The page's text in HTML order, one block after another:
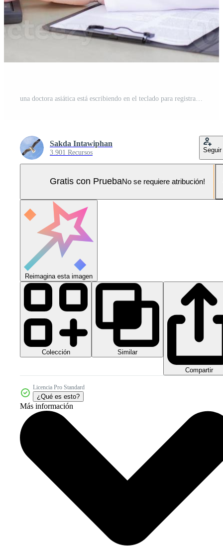
Sakda Intawiphan
3.901 Recursos Seguir
Gratis con PruebaNo se requiere atribución!
Reimagina esta imagen
Colección Similar
Compartir
Licencia Pro Standard
¿Qué es esto?
Más información